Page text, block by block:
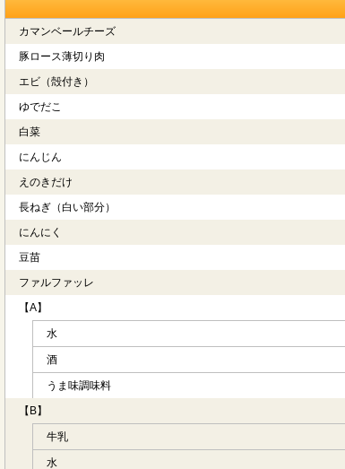
カマンベールチーズ
豚ロース薄切り肉
エビ（殻付き）
ゆでだこ
白菜
にんじん
えのきだけ
長ねぎ（白い部分）
にんにく
豆苗
ファルファッレ
【A】
水
酒
うま味調味料
【B】
牛乳
水